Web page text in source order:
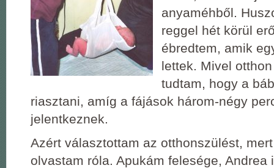
anyaméhből.
reggel hét körül
ébredtem, amik
lettek. Mivel
tudtam, hogy a
riasztani, amíg a fájások három-négy
jelentkeznek.
Azért választottam az otthonszülést,
olvastam róla. Apukám felesége, Andrea